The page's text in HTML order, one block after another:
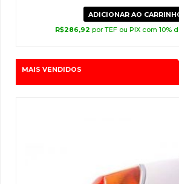
ADICIONAR AO
R$286,92 por TEF ou PIX com 10%
MAIS VENDIDOS